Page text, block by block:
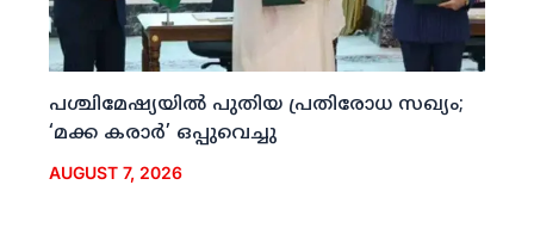
പശ്ചിമേഷ്യയില്‍ പുതിയ പ്രതിരോധ സഖ്യം;
‘മക്ക കരാര്‍’ ഒപ്പുവെച്ചു
AUGUST 7, 2026